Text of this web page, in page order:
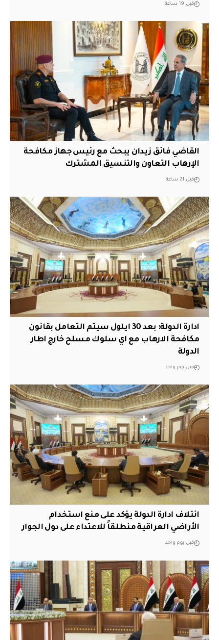
قبل 19 ساعة
القاضي فائق زيدان يبحث مع رئيس جهاز مكافحة
الإرهاب التعاون والتنسيق المشترك
قبل 21 ساعة
ادارة الدولة: بعد 30 ايلول سيتم التعامل بقانون
مكافحة الارهاب مع اي سلوك مسلح خارج اطار
الدولة
قبل يوم واحد
ائتلاف ادارة الدولة يؤكد على منع استخدام
الأراضي العراقية منطلقاً للاعتداء على دول الجوار
قبل يوم واحد